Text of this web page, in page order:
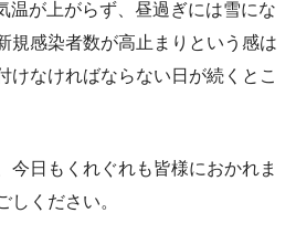
が上がらず、昼過ぎには雪にな
規感染者数が高止まりという感は
けなければならない日が続くとこ
今日もくれぐれも皆様におかれま
しください。